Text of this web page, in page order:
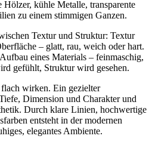
kühle Metalle, transparente
zu einem stimmigen Ganzen.
Textur und Struktur: Textur
– glatt, rau, weich oder hart.
eines Materials – feinmaschig,
gefühlt, Struktur wird gesehen.
wirken. Ein gezielter
Dimension und Charakter und
Durch klare Linien, hochwertige
entsteht in der modernen
elegantes Ambiente.